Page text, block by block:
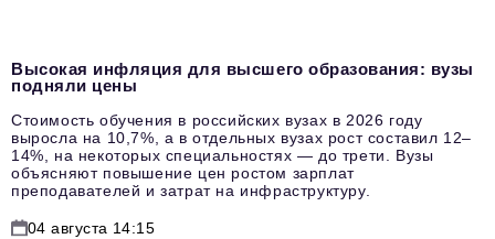
Высокая инфляция для высшего образования: вузы
подняли цены
Стоимость обучения в российских вузах в 2026 году
выросла на 10,7%, а в отдельных вузах рост составил 12–
14%, на некоторых специальностях — до трети. Вузы
объясняют повышение цен ростом зарплат
преподавателей и затрат на инфраструктуру.
04 августа 14:15